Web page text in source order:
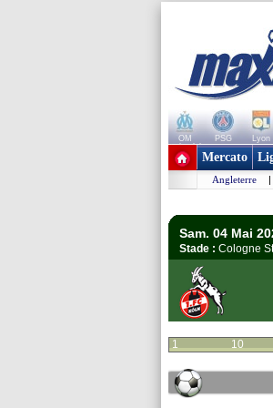
OM PSG Lyon
+ de clubs
Mercato
Angleterre |
Sam. 04 Mai
Stade : Cologne
1 10